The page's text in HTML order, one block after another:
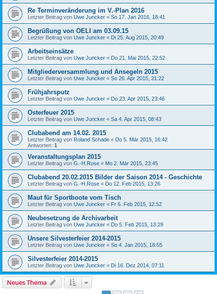
Re Terminveränderung im V.-Plan 2016
Letzter Beitrag von Uwe Juncker « So 17. Jan 2016, 18:41
Begrüßung von OELI am 03.09.15
Letzter Beitrag von Uwe Juncker « Di 25. Aug 2015, 20:49
Arbeitseinsätze
Letzter Beitrag von Uwe Juncker « Do 21. Mai 2015, 22:52
Mitgliederversammlung und Ansegeln 2015
Letzter Beitrag von Uwe Juncker « So 26. Apr 2015, 21:22
Frühjahrsputz
Letzter Beitrag von Uwe Juncker « Do 23. Apr 2015, 23:46
Osterfeuer 2015
Letzter Beitrag von Uwe Juncker « Sa 4. Apr 2015, 08:43
Clubabend am 14.02. 2015
Letzter Beitrag von Roland Schade « Do 5. Mär 2015, 16:42
Antworten: 1
Veranstaltungsplan 2015
Letzter Beitrag von G.-H.Rose « Mo 2. Mär 2015, 23:45
Clubabend 20.02.2015 Bilder der Saison 2014 - Geschichte
Letzter Beitrag von G.-H.Rose « Do 12. Feb 2015, 13:26
Maut für Sportboote vom Tisch
Letzter Beitrag von Uwe Juncker « Fr 6. Feb 2015, 12:52
Neubesetzung de Archivarbeit
Letzter Beitrag von Uwe Juncker « Do 5. Feb 2015, 13:29
Unsere Silvesterfeier 2014-2015
Letzter Beitrag von Uwe Juncker « So 4. Jan 2015, 18:55
Silvesterfeier 2014-2015
Letzter Beitrag von Uwe Juncker « Di 16. Dez 2014, 07:11
Neues Thema